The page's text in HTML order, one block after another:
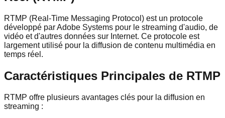
RTMP (Real-Time Messaging Protocol) est un protocole
développé par Adobe Systems pour le streaming d'audio, de
vidéo et d'autres données sur Internet. Ce protocole est
largement utilisé pour la diffusion de contenu multimédia en
temps réel.
Caractéristiques Principales de RTMP
RTMP offre plusieurs avantages clés pour la diffusion en
streaming :